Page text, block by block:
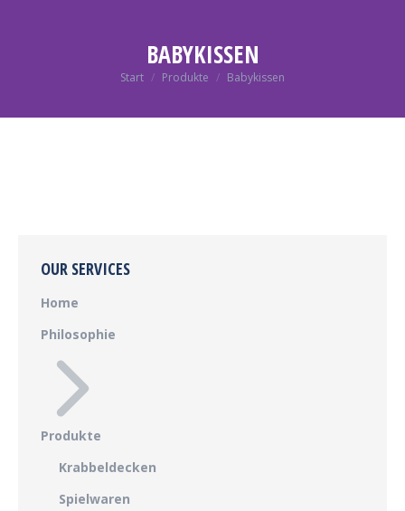
BABYKISSEN
Sie befinden sich hier:
Start Produkte Babykissen
OUR SERVICES
Home
Philosophie
Produkte
Krabbeldecken
Spielwaren